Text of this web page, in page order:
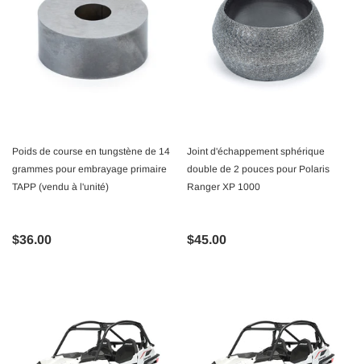
Poids de course en tungstène de 14
grammes pour embrayage primaire
TAPP (vendu à l'unité)
$36.00
Joint d'échappement sphérique
double de 2 pouces pour Polaris
Ranger XP 1000
$45.00